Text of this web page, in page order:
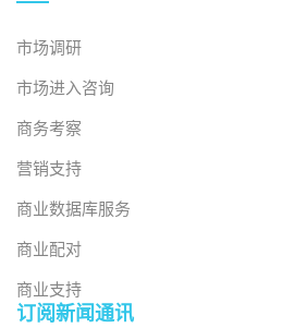
2026年7月27日
越南数字化转型背景下劳动力市场短缺
市场调研
市场进入咨询
商务考察
营销支持
商业数据库服务
商业配对
商业支持
订阅新闻通讯